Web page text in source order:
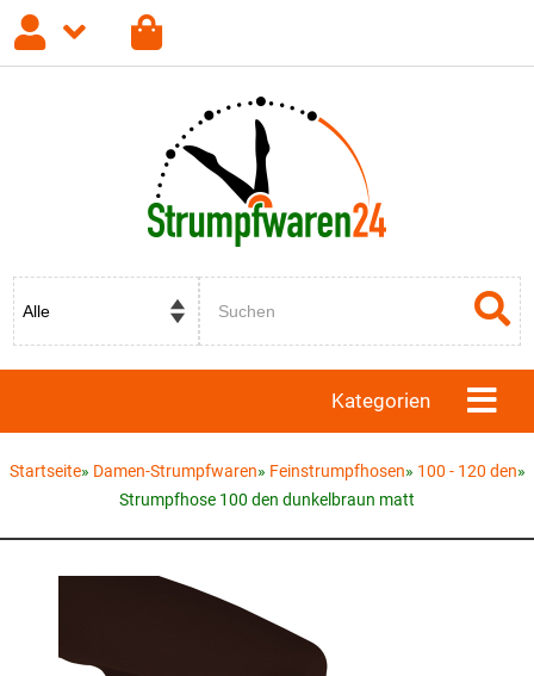
Registrieren Passwort vergessen?
Kategorien
Startseite» Damen-Strumpfwaren» Feinstrumpfhosen» 100 - 120 den»
Strumpfhose 100 den dunkelbraun matt